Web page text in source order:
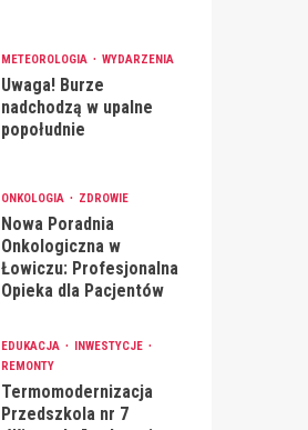
METEOROLOGIA WYDARZENIA
Uwaga! Burze
nadchodzą w upalne
popołudnie
ONKOLOGIA ZDROWIE
Nowa Poradnia
Onkologiczna w
Łowiczu: Profesjonalna
Opieka dla Pacjentów
EDUKACJA
INWESTYCJE
REMONTY
Termomodernizacja
Przedszkola nr 7